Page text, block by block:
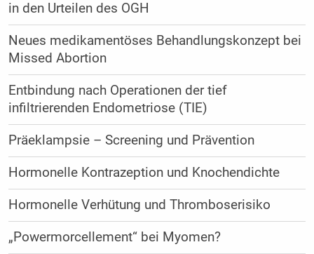
in den Urteilen des OGH
Neues medikamentöses Behandlungskonzept bei
Missed Abortion
Entbindung nach Operationen der tief
infiltrierenden Endometriose (TIE)
Präeklampsie – Screening und Prävention
Hormonelle Kontrazeption und Knochendichte
Hormonelle Verhütung und Thromboserisiko
„Powermorcellement“ bei Myomen?